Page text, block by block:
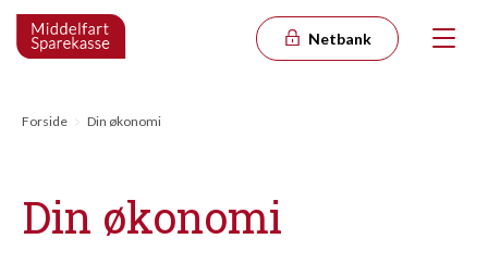
Netbank
Forside Din økonomi
Din økonomi